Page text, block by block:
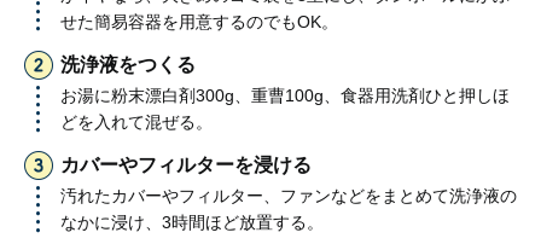
せた簡易容器を用意するのでもOK。
洗浄液をつくる
お湯に粉末漂白剤300g、重曹100g、食器用洗剤ひと押しほ
どを入れて混ぜる。
カバーやフィルターを浸ける
汚れたカバーやフィルター、ファンなどをまとめて洗浄液の
なかに浸け、3時間ほど放置する。